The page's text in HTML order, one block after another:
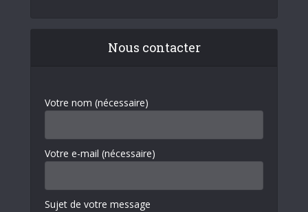
Nous contacter
Votre nom (nécessaire)
Votre e-mail (nécessaire)
Sujet de votre message